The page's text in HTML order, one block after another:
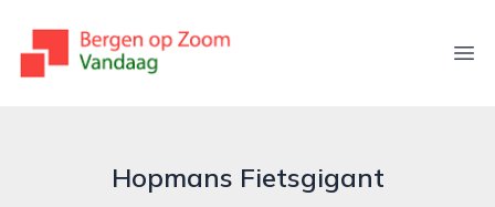
bergenopzoomvandaag.nl
Hopmans Fietsgigant